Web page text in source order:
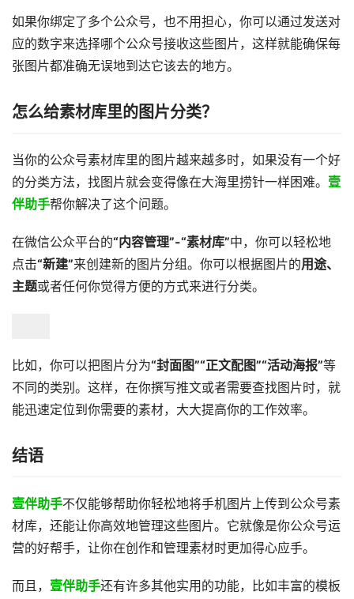
如果你绑定了多个公众号，也不用担心，你可以通过发送对
应的数字来选择哪个公众号接收这些图片，这样就能确保每
张图片都准确无误地到达它该去的地方。
怎么给素材库里的图片分类？
当你的公众号素材库里的图片越来越多时，如果没有一个好
的分类方法，找图片就会变得像在大海里捞针一样困难。 壹
伴助手帮你解决了这个问题。
在微信公众平台的“内容管理”-“素材库”中，你可以轻松地
点击“新建”来创建新的图片分组。你可以根据图片的用途、
主题或者任何你觉得方便的方式来进行分类。
比如，你可以把图片分为“封面图”“正文配图”“活动海报”等
不同的类别。这样，在你撰写推文或者需要查找图片时，就
能迅速定位到你需要的素材，大大提高你的工作效率。
结语
壹伴助手不仅能够帮助你轻松地将手机图片上传到公众号素
材库，还能让你高效地管理这些图片。它就像是你公众号运
营的好帮手，让你在创作和管理素材时更加得心应手。
而且， 壹伴助手还有许多其他实用的功能，比如丰富的模板